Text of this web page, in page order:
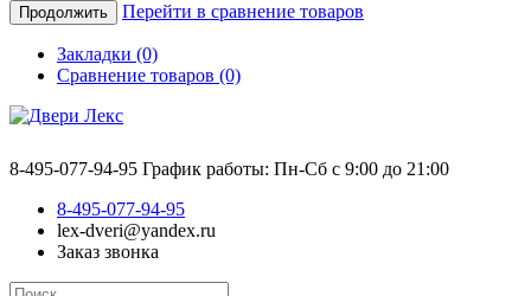
Продолжить Перейти в сравнение товаров
Закладки (0)
Сравнение товаров (0)
8-495-077-94-95 График работы: Пн-Сб с 9:00 до 21:00
8-495-077-94-95
lex-dveri@yandex.ru
Заказ звонка